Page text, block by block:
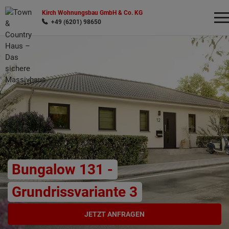
Kirch Wohnungsbau GmbH & Co. KG
+49 (6201) 98650
Bungalow 131 -
Grundrissvariante 3
JETZT ANFRAGEN
Wonach möchten Sie suchen?